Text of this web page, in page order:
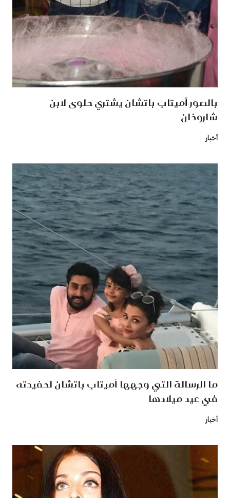
بالصور أميتاب باتشان يشتري حلوى لابن
شاروخان
أخبار
ما الرسالة التي وجهها أميتاب باتشان لحفيدته
في عيد ميلادها
أخبار